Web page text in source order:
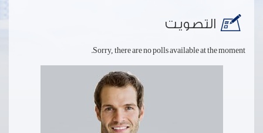
التصويت
Sorry, there are no polls available at the moment.